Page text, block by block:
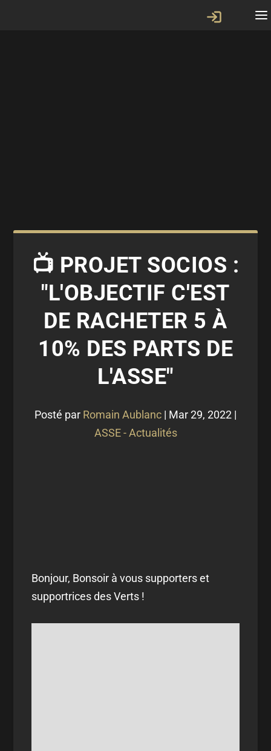
📺 PROJET SOCIOS :
"L'OBJECTIF C'EST
DE RACHETER 5 À
10% DES PARTS DE
L'ASSE"
Posté par Romain Aublanc | Mar 29, 2022 |
ASSE - Actualités
Bonjour, Bonsoir à vous supporters et
supportrices des Verts !